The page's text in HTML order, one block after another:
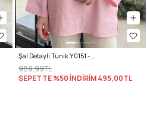
989,99TL
SEPETTE %50 İNDİRİM495,00TL